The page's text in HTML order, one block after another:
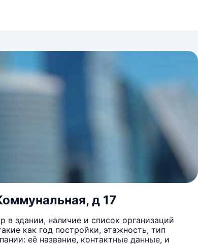
д 17
здании, наличие и список организаций
как год постройки, этажность, тип
её название, контактные данные, и